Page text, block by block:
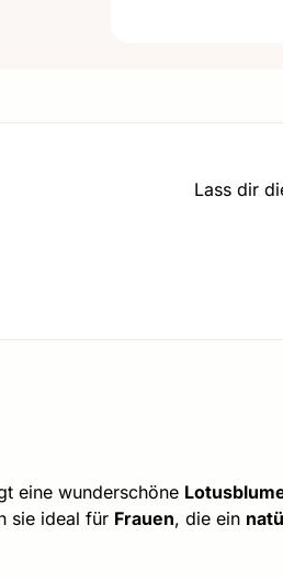
Lass dir
eine wunderschöne
sie ideal für Frauen, die ein